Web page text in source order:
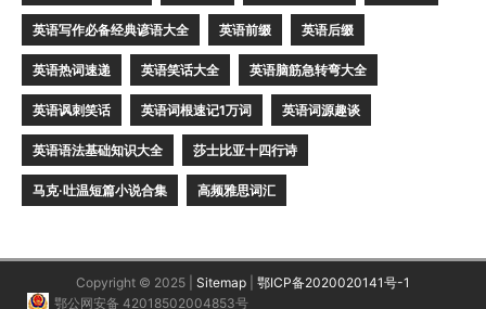
英语写作必备经典谚语大全 英语前缀 英语后缀
英语热词速递 英语笑话大全 英语脑筋急转弯大全
英语讽刺笑话 英语词根速记1万词 英语词源趣谈
英语语法基础知识大全 莎士比亚十四行诗
马克·吐温短篇小说合集 高频雅思词汇
Copyright © 2025 | Sitemap
鄂ICP备2020020141号-1
鄂公网安备 42018502004853号